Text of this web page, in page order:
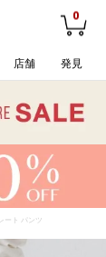
0
店舗 発見
ート パンツ